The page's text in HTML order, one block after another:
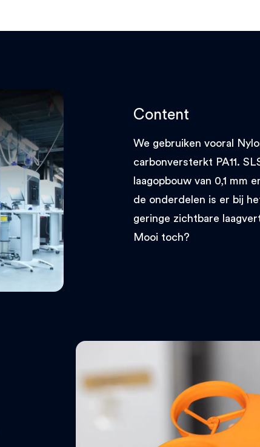
Content
We gebruiken vooral
carbonversterkt PA11.
laagopbouw van 0,1 mm
de onderdelen is er bij
geringe zichtbare
Mooi toch?